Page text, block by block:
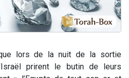
lors de la nuit de la sortie
prirent le butin de leurs